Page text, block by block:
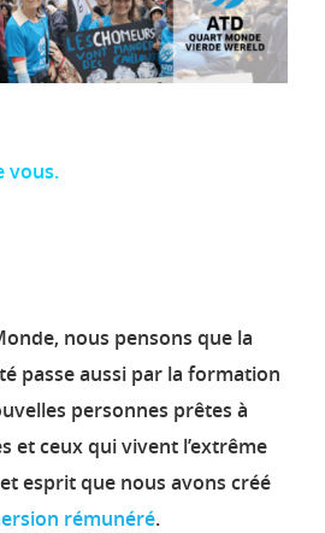
vous.
nous pensons que la
passe aussi par la formation
personnes prêtes à
et ceux qui vivent l’extrême
esprit que nous avons créé
rémunéré.